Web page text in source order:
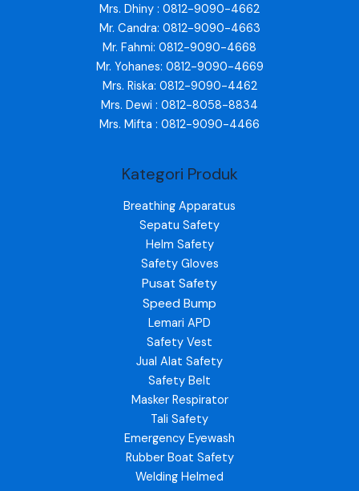
Mrs. Dhiny : 0812-9090-4662
Mr. Candra: 0812-9090-4663
Mr. Fahmi: 0812-9090-4668
Mr. Yohanes: 0812-9090-4669
Mrs. Riska: 0812-9090-4462
Mrs. Dewi : 0812-8058-8834
Mrs. Mifta : 0812-9090-4466
Kategori Produk
Breathing Apparatus
Sepatu Safety
Helm Safety
Safety Gloves
Pusat Safety
Speed Bump
Lemari APD
Safety Vest
Jual Alat Safety
Safety Belt
Masker Respirator
Tali Safety
Emergency Eyewash
Rubber Boat Safety
Welding Helmed